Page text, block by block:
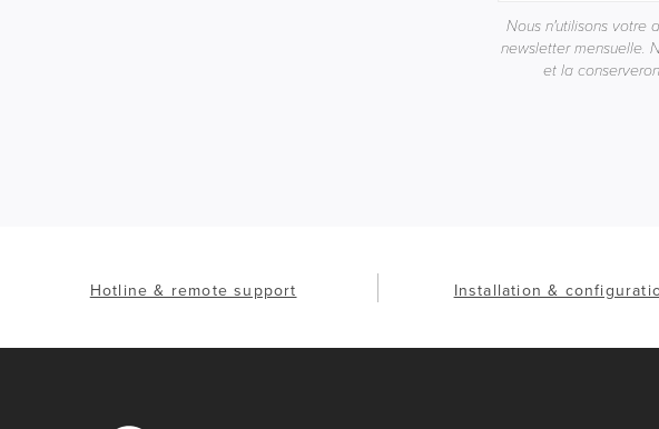
Nous n'utilisons votre
newsletter mensuelle.
et la
Hotline & remote support Installation &